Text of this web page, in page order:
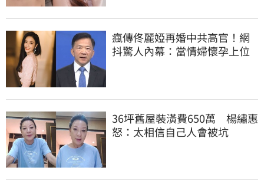
瘋傳佟麗婭再婚中共高官！網
抖驚人內幕：當情婦懷孕上位
36坪舊屋裝潢費650萬 楊繡惠
怒：太相信自己人會被坑